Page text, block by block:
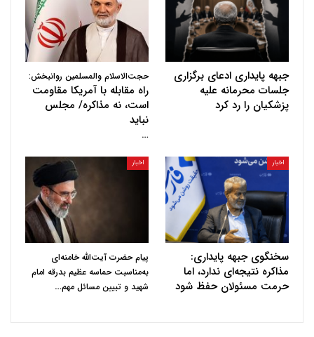
جبهه پایداری ادعای برگزاری
جلسات محرمانه علیه
پزشکیان را رد کرد
حجت‌الاسلام والمسلمین روانبخش:
راه مقابله با آمریکا مقاومت
است، نه مذاکره/ مجلس
نباید
…
اخبار
سخنگوی جبهه پایداری:
مذاکره نتیجه‌ای ندارد، اما
حرمت مسئولان حفظ شود
اخبار
پیام حضرت آیت‌الله خامنه‌ای
به‌مناسبت حماسه عظیم بدرقه امام
شهید و تبیین مسائل مهم…